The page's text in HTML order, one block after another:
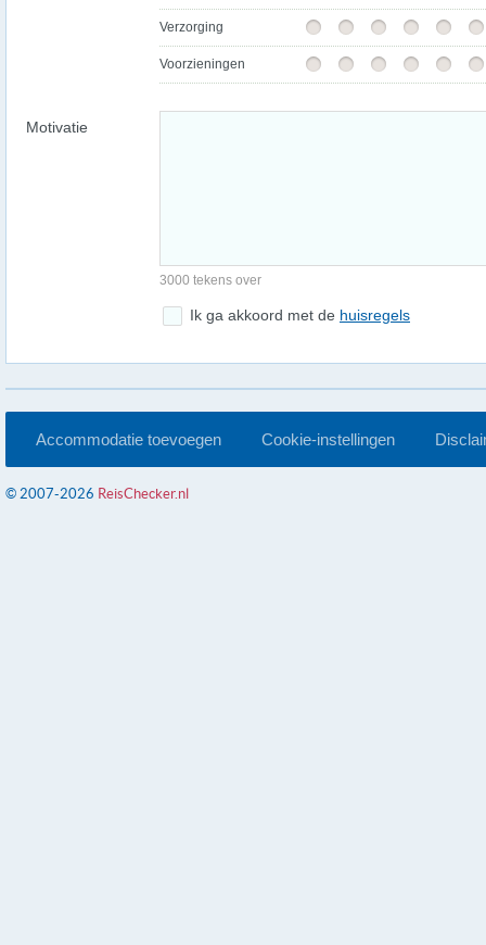
Verzorging
Voorzieningen
Motivatie
3000 tekens over
Ik ga akkoord met de huisregels
Accommodatie toevoegen Cookie-instellingen
© 2007-2026 ReisChecker.nl